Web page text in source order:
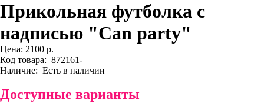
Прикольная футболка с
надписью "Can party"
Цена: 2100 р.
Код товара: 872161-
Наличие: Есть в наличии
Доступные варианты